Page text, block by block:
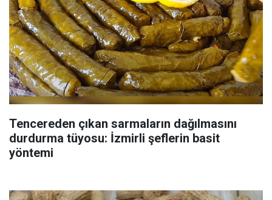
Tencereden çıkan sarmaların dağılmasını
durdurma tüyosu: İzmirli şeflerin basit
yöntemi